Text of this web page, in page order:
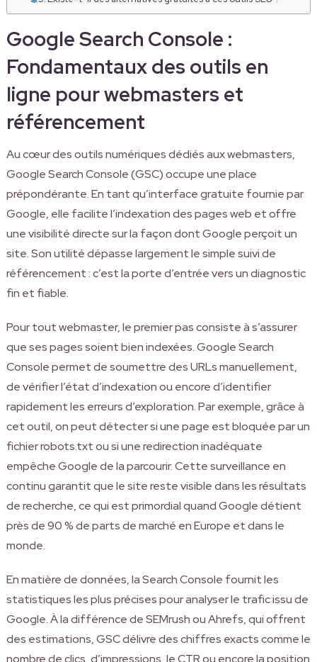
Google Search Console :
Fondamentaux des outils en
ligne pour webmasters et
référencement
Au cœur des outils numériques dédiés aux webmasters,
Google Search Console (GSC) occupe une place
prépondérante. En tant qu’interface gratuite fournie par
Google, elle facilite l’indexation des pages web et offre
une visibilité directe sur la façon dont Google perçoit un
site. Son utilité dépasse largement le simple suivi de
référencement : c’est la porte d’entrée vers un diagnostic
fin et fiable.
Pour tout webmaster, le premier pas consiste à s’assurer
que ses pages soient bien indexées. Google Search
Console permet de soumettre des URLs manuellement,
de vérifier l’état d’indexation ou encore d’identifier
rapidement les erreurs d’exploration. Par exemple, grâce à
cet outil, on peut détecter si une page est bloquée par un
fichier robots.txt ou si une redirection inadéquate
empêche Google de la parcourir. Cette surveillance en
continu garantit que le site reste visible dans les résultats
de recherche, ce qui est primordial quand Google détient
près de 90 % de parts de marché en Europe et dans le
monde.
En matière de données, la Search Console fournit les
statistiques les plus précises pour analyser le trafic issu de
Google. À la différence de SEMrush ou Ahrefs, qui offrent
des estimations, GSC délivre des chiffres exacts comme le
nombre de clics, d’impressions, le CTR ou encore la position